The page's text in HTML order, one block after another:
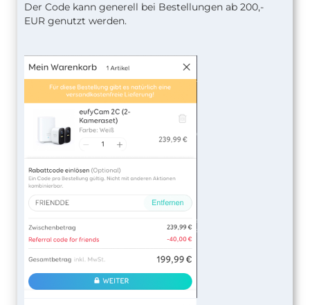
Der Code kann generell bei Bestellungen ab 200,-
EUR genutzt werden.